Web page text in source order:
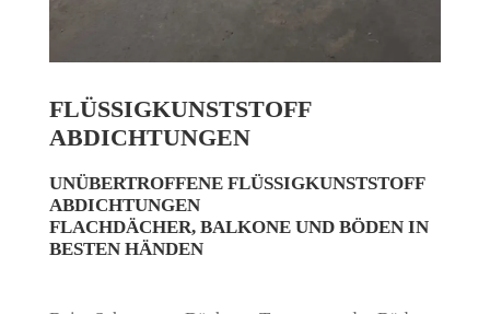
FLÜSSIGKUNSTSTOFF
ABDICHTUNGEN
UNÜBERTROFFENE FLÜSSIGKUNSTSTOFF
ABDICHTUNGEN
FLACHDÄCHER, BALKONE UND BÖDEN IN
BESTEN HÄNDEN